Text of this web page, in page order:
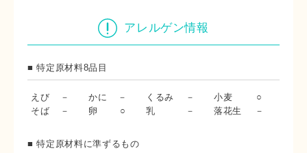
アレルゲン情報
■ 特定原材料8品目
えび － かに － くるみ － 小麦
○
そば
－ 卵 ○ 乳 － 落花生 －
■ 特定原材料に準ずるもの